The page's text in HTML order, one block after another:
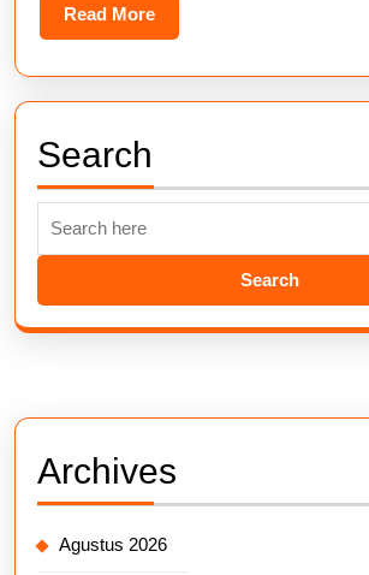
Read MoreRead
More
Search
for:
Archives
Agustus 2026